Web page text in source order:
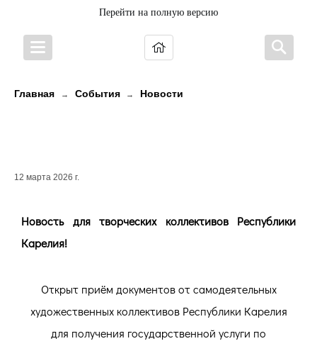
Перейти на полную версию
Главная → События → Новости
12 марта 2026 г.
Новость для творческих коллективов Республики
Карелия!
Открыт приём документов от самодеятельных
художественных коллективов Республики Карелия
для получения государственной услуги по